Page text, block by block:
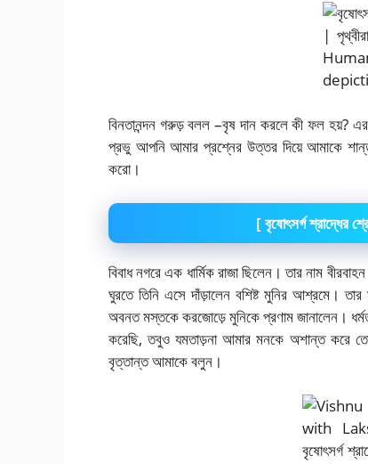
বিনতানন্দন গরুড় বলল –বৃষ দান করলে কী ফল হয়?
প্রভু আপনি আমার প্রশ্নের উত্তর দিয়ে আমাকে
করো।
[বৃষোৎসর্গ শ্রাদ্ধের
বিবাধ নগরে এক ধার্মিক রাজা ছিলেন। তার নাম
ঘুরতে তিনি এসে দাঁড়ালেন বশিষ্ট মুনির আশ্রমে।
অবনত মস্তকে করজোড়ে মুনিকে প্রণাম জানালেন।
করেছি, তবুও যমতাড়না আমার মনকে অশান্ত করে
বৃত্তান্ত আমাকে বলুন।